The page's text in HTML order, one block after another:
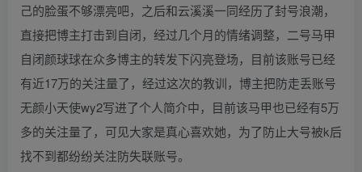
己的脸蛋不够漂亮吧，之后和云溪溪一同经历了封号浪潮，
直接把博主打击到自闭，经过几个月的情绪调整，二号马甲
自闭颜球球在众多博主的转发下闪亮登场，目前该账号已经
有近17万的关注量了，经过这次的教训，博主把防走丢账号
无颜小天使wy2写进了个人简介中，目前该马甲也已经有5万
多的关注量了，可见大家是真心喜欢她，为了防止大号被k后
找不到都纷纷关注防失联账号。